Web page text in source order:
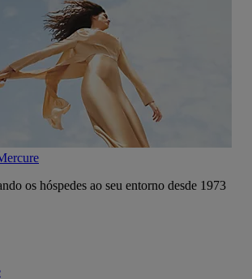
os hóspedes ao seu entorno desde 1973